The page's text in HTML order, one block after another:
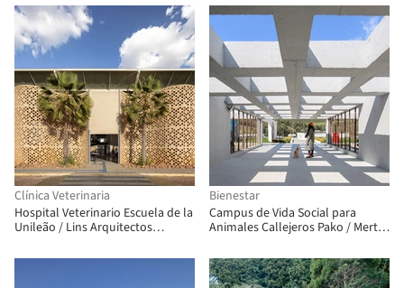
Clínica Veterinaria
Hospital Veterinario Escuela de la
Unileão / Lins Arquitectos
Bienestar
Campus de Vida Social para
Animales Callejeros Pako / Mert